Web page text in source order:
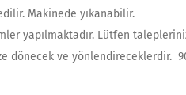
Makinede yıkanabilir.
yapılmaktadır. Lütfen
ve yönlendireceklerdir. 90